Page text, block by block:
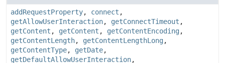
addRequestProperty, connect ,
getAllowUserInteraction, getConnectTimeout ,
getContent , getContent , getContentEncoding,
getContentLength, getContentLengthLong,
getContentType, getDate,
getDefaultAllowUserInteraction,